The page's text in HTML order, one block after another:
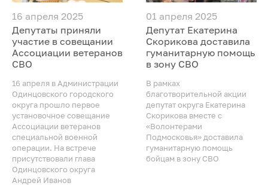
16 апреля 2025
Депутаты приняли
участие в совещании
Ассоциации ветеранов
СВО
16 апреля в Администрации
Одинцовского городского
округа прошло первое
установочное совещание
Ассоциации ветеранов
специальной военной
операции. На встрече
присутствовали глава
Одинцовского округа
Андрей Иванов
01 апреля 2025
Депутат Екатерина
Скорикова доставила
гуманитарную помощь
в зону СВО
В рамках
благотворительной акции
депутат округа Екатерина
Скорикова вместе с
«Волонтерами
Подмосковья» доставила
гуманитарную помощь
бойцам в зону СВО